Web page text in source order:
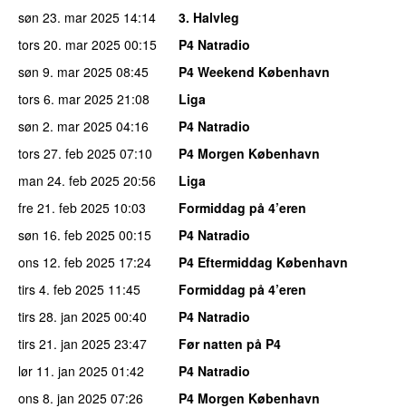
søn 23. mar 2025 14:14
3. Halvleg
tors 20. mar 2025 00:15
P4 Natradio
søn 9. mar 2025 08:45
P4 Weekend København
tors 6. mar 2025 21:08
Liga
søn 2. mar 2025 04:16
P4 Natradio
tors 27. feb 2025 07:10
P4 Morgen København
man 24. feb 2025 20:56
Liga
fre 21. feb 2025 10:03
Formiddag på 4’eren
søn 16. feb 2025 00:15
P4 Natradio
ons 12. feb 2025 17:24
P4 Eftermiddag København
tirs 4. feb 2025 11:45
Formiddag på 4’eren
tirs 28. jan 2025 00:40
P4 Natradio
tirs 21. jan 2025 23:47
Før natten på P4
lør 11. jan 2025 01:42
P4 Natradio
ons 8. jan 2025 07:26
P4 Morgen København